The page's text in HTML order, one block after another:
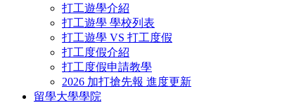
打工遊學介紹
打工遊學 學校列表
打工遊學 VS 打工度假
打工度假介紹
打工度假申請教學
2026 加打搶先報 進度更新
留學大學學院